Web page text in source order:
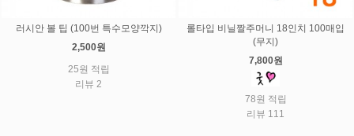
러시안 볼 팁 (100번 특수모양깍지)
2,500원
25원 적립
리뷰 2
롤타입 비닐짤주머니 18인치 100매입
(무지)
7,800원
78원 적립
리뷰 111